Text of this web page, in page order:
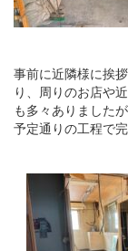
事前に近隣様に挨
り、周りのお店や
も多々ありました
予定通りの工程で完